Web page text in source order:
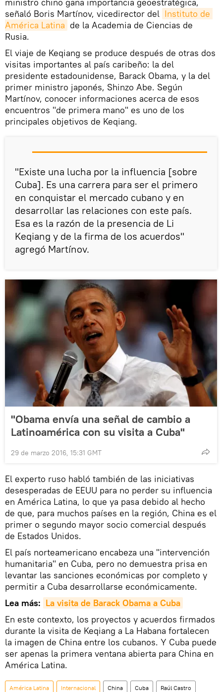
señaló Boris Martínov, vicedirector del Instituto de
América Latina de la Academia de Ciencias de
Rusia.
El viaje de Keqiang se produce después de otras dos
visitas importantes al país caribeño: la del
presidente estadounidense, Barack Obama, y la del
primer ministro japonés, Shinzo Abe. Según
Martínov, conocer informaciones acerca de esos
encuentros "de primera mano" es uno de los
principales objetivos de Keqiang.
"Existe una lucha por la influencia [sobre
Cuba]. Es una carrera para ser el primero
en conquistar el mercado cubano y en
desarrollar las relaciones con este país.
Esa es la razón de la presencia de Li
Keqiang y de la firma de los acuerdos"
agregó Martínov.
"Obama envía una señal de cambio a
Latinoamérica con su visita a Cuba"
29 de marzo 2016, 15:31 GMT
El experto ruso habló también de las iniciativas
desesperadas de EEUU para no perder su influencia
en América Latina, lo que ya pasa debido al hecho
de que, para muchos países en la región, China es el
primer o segundo mayor socio comercial después
de Estados Unidos.
El país norteamericano encabeza una "intervención
humanitaria" en Cuba, pero no demuestra prisa en
levantar las sanciones económicas por completo y
permitir a Cuba desarrollarse económicamente.
Lea más: La visita de Barack Obama a Cuba
En este contexto, los proyectos y acuerdos firmados
durante la visita de Keqiang a La Habana fortalecen
la imagen de China entre los cubanos. Y Cuba puede
ser apenas la primera ventana abierta para China en
América Latina.
América Latina Internacional China Cuba Raúl Castro